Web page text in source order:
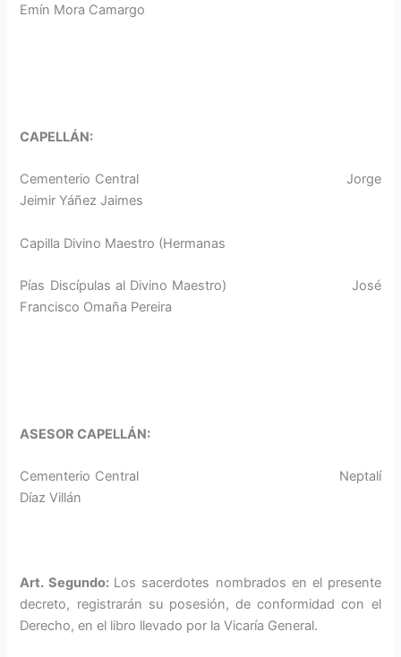
Emín Mora Camargo
CAPELLÁN:
Cementerio Central Jorge
Jeimir Yáñez Jaimes
Capilla Divino Maestro (Hermanas
Pías Discípulas al Divino Maestro) José
Francisco Omaña Pereira
ASESOR CAPELLÁN:
Cementerio Central Neptalí
Díaz Villán
Art. Segundo: Los sacerdotes nombrados en el presente
decreto, registrarán su posesión, de conformidad con el
Derecho, en el libro llevado por la Vicaría General.